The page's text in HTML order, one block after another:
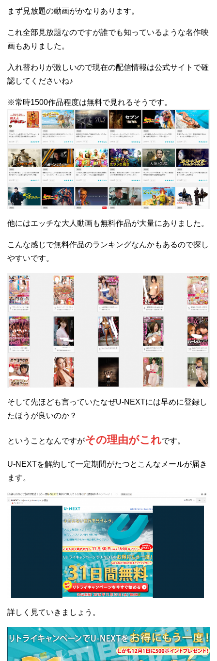
まず見放題の動画がかなりあります。
これ全部見放題なのですが誰でも知っているような名作映
画もありました。
入れ替わりが激しいので現在の配信情報は公式サイトで確
認してくださいね♪
※常時1500作品程度は無料で見れるそうです。
他にはエッチな大人動画も無料作品が大量にありました。
こんな感じで無料作品のランキングなんかもあるので探し
やすいです。
そして先ほども言っていたなぜU-NEXTには早めに登録し
たほうが良いのか？
ということなんですがその理由がこれです。
U-NEXTを解約して一定期間がたつとこんなメールが届き
ます。
詳しく見ていきましょう。